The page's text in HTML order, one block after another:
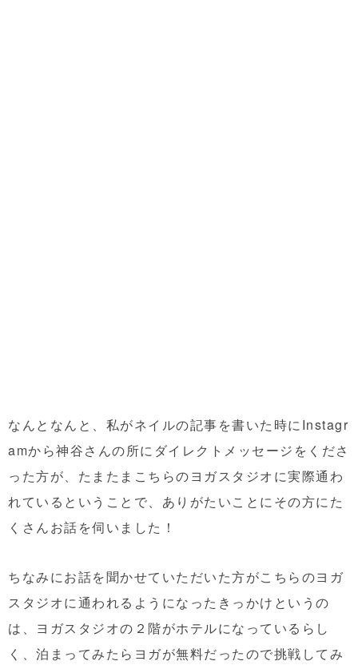
なんとなんと、私がネイルの記事を書いた時にInstagr
amから神谷さんの所にダイレクトメッセージをくださ
った方が、たまたまこちらのヨガスタジオに実際通わ
れているということで、ありがたいことにその方にた
くさんお話を伺いました！
ちなみにお話を聞かせていただいた方がこちらのヨガ
スタジオに通われるようになったきっかけというの
は、ヨガスタジオの２階がホテルになっているらし
く、泊まってみたらヨガが無料だったので挑戦してみ